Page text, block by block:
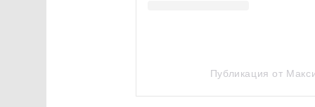
Публикация от